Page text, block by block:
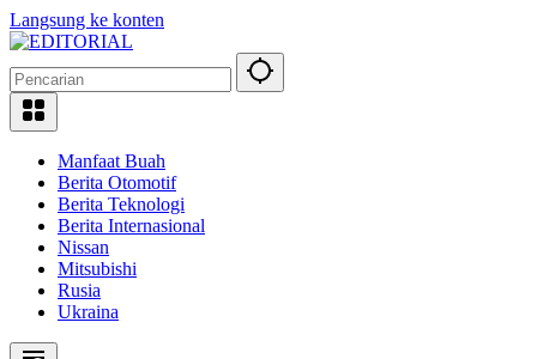
Langsung ke konten
Manfaat Buah
Berita Otomotif
Berita Teknologi
Berita Internasional
Nissan
Mitsubishi
Rusia
Ukraina